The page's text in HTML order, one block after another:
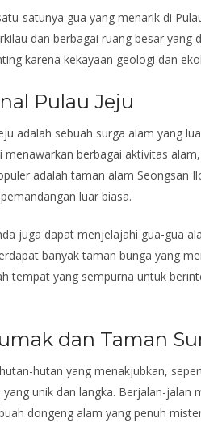
satunya gua yang menarik di
dan berbagai ruang besar
karena kekayaan geologi dan
Pulau Jeju
adalah sebuah surga alam yang
menawarkan berbagai aktivitas
adalah taman alam Seongsan
luar biasa.
juga dapat menjelajahi gua-gua
banyak taman bunga yang
tempat yang sempurna untuk
dan Taman
hutan yang menakjubkan,
unik dan langka. Berjalan-jalan
dongeng alam yang penuh